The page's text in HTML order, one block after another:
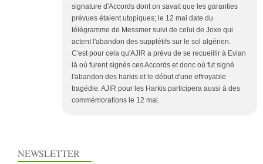
signature d'Accords dont on savait que les garanties
prévues étaient utopiques; le 12 mai date du
télégramme de Messmer suivi de celui de Joxe qui
actent l'abandon des supplétifs sur le sol algérien.
C'est pour cela qu'AJIR a prévu de se recueillir à Evian
là où furent signés ces Accords et donc où fut signé
l'abandon des harkis et le début d'une effroyable
tragédie. AJIR pour les Harkis participera aussi à des
commémorations le 12 mai.
NEWSLETTER